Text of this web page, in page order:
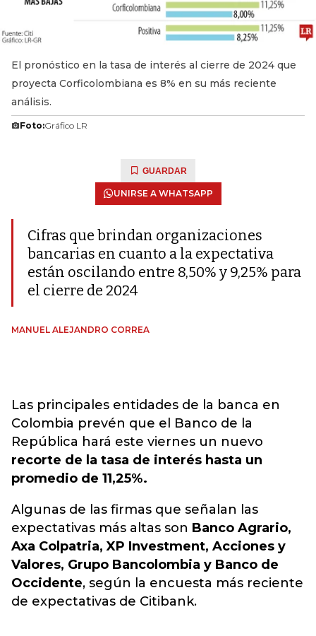
El pronóstico en la tasa de interés al cierre de 2024 que
proyecta Corficolombiana es 8% en su más reciente
análisis.
Foto:Gráfico LR
GUARDAR
UNIRSE A WHATSAPP
Cifras que brindan organizaciones
bancarias en cuanto a la expectativa
están oscilando entre 8,50% y 9,25% para
el cierre de 2024
MANUEL ALEJANDRO CORREA
Las principales entidades de la banca en
Colombia prevén que el Banco de la
República hará este viernes un nuevo
recorte de la tasa de interés hasta un
promedio de 11,25%.
Algunas de las firmas que señalan las
expectativas más altas son Banco Agrario,
Axa Colpatria, XP Investment, Acciones y
Valores, Grupo Bancolombia y Banco de
Occidente, según la encuesta más reciente
de expectativas de Citibank.